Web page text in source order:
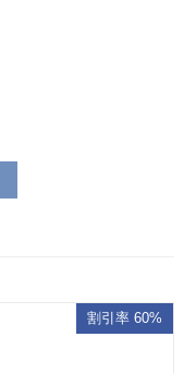
割引率 60%